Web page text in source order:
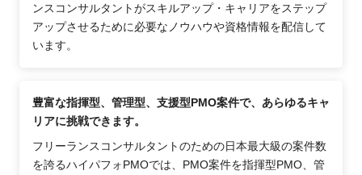
ンスコンサルタントがスキルアップ・キャリアをステップ
アップさせるために必要なノウハウや資格情報を配信して
います。
豊富な指揮型、管理型、支援型PMO案件で、あらゆるキャ
リアに挑戦できます。
フリーランスコンサルタントのための日本最大級の案件数
を誇るハイパフォPMOでは、PMO案件を指揮型PMO、管